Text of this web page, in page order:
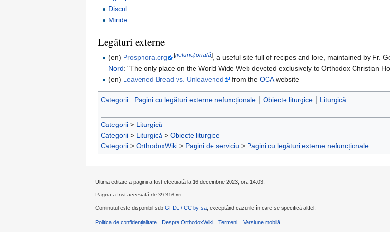
Discul
Miride
Legături externe
(en) Prosphora.org [nefuncțională] , a useful site full of recipes and lore, maintained by Fr.
Nord: "The only place on the World Wide Web devoted exclusively to Orthodox Christian
(en) Leavened Bread vs. Unleavened from theOCAwebsite
Categorii: Pagini cu legături externe nefuncționale Obiecte liturgice Liturgică
Categorii > Liturgică
Categorii > Liturgică > Obiecte liturgice
Categorii > OrthodoxWiki > Pagini de serviciu > Pagini cu legături externe nefuncționale
Ultima editare a paginii a fost efectuată la 16 decembrie 2023, ora 14:03.
Pagina a fost accesată de 39.316 ori.
Conținutul este disponibil sub GFDL / CC by-sa , exceptând cazurile în care se specifică altfel.
Politica de confidențialitate Despre OrthodoxWiki Termeni Versiune mobilă